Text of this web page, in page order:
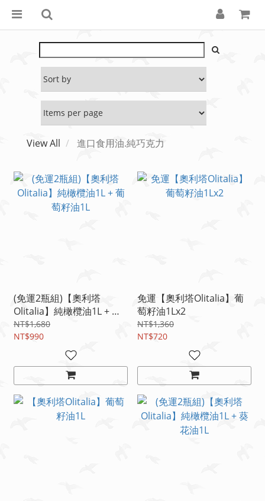
View All 進口食用油.純巧克力
(免運2瓶組)【奧利塔
Olitalia】純橄欖油1L + 葡
萄籽油1L
NT$1,680
NT$990
免運【奧利塔Olitalia】葡
萄籽油1Lx2
NT$1,360
NT$720